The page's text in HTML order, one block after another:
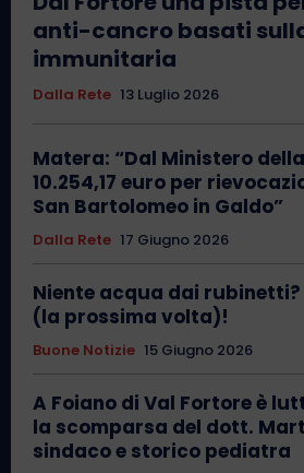
anti-cancro basati
immunitaria
Dalla Rete 13 Luglio 2026
Matera: “Dal Ministero
10.254,17 euro per
San Bartolomeo in Galdo”
Dalla Rete 17 Giugno 2026
Niente acqua dai
(la prossima volta)!
Buone Notizie 15 Giugno 2026
A Foiano di Val Fortore è
la scomparsa del dott.
sindaco e storico pediatra